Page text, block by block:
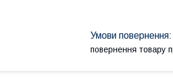
повернення товару